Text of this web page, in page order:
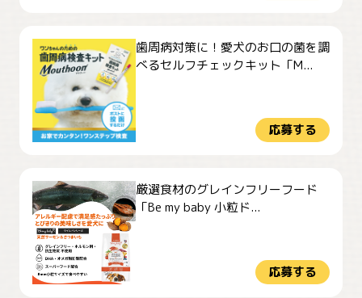
歯周病対策に！愛犬のお口の菌を調
べるセルフチェックキット「M...
応募する
厳選食材のグレインフリーフード
「Be my baby 小粒ド...
応募する